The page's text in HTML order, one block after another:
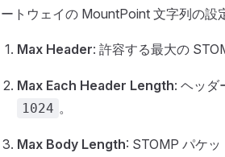
ートウェイの MountPoint 文字列の設
Max Header: 許容する最大の
Max Each Header Length: ヘッダ
1024 。
Max Body Length: STOMP パケ